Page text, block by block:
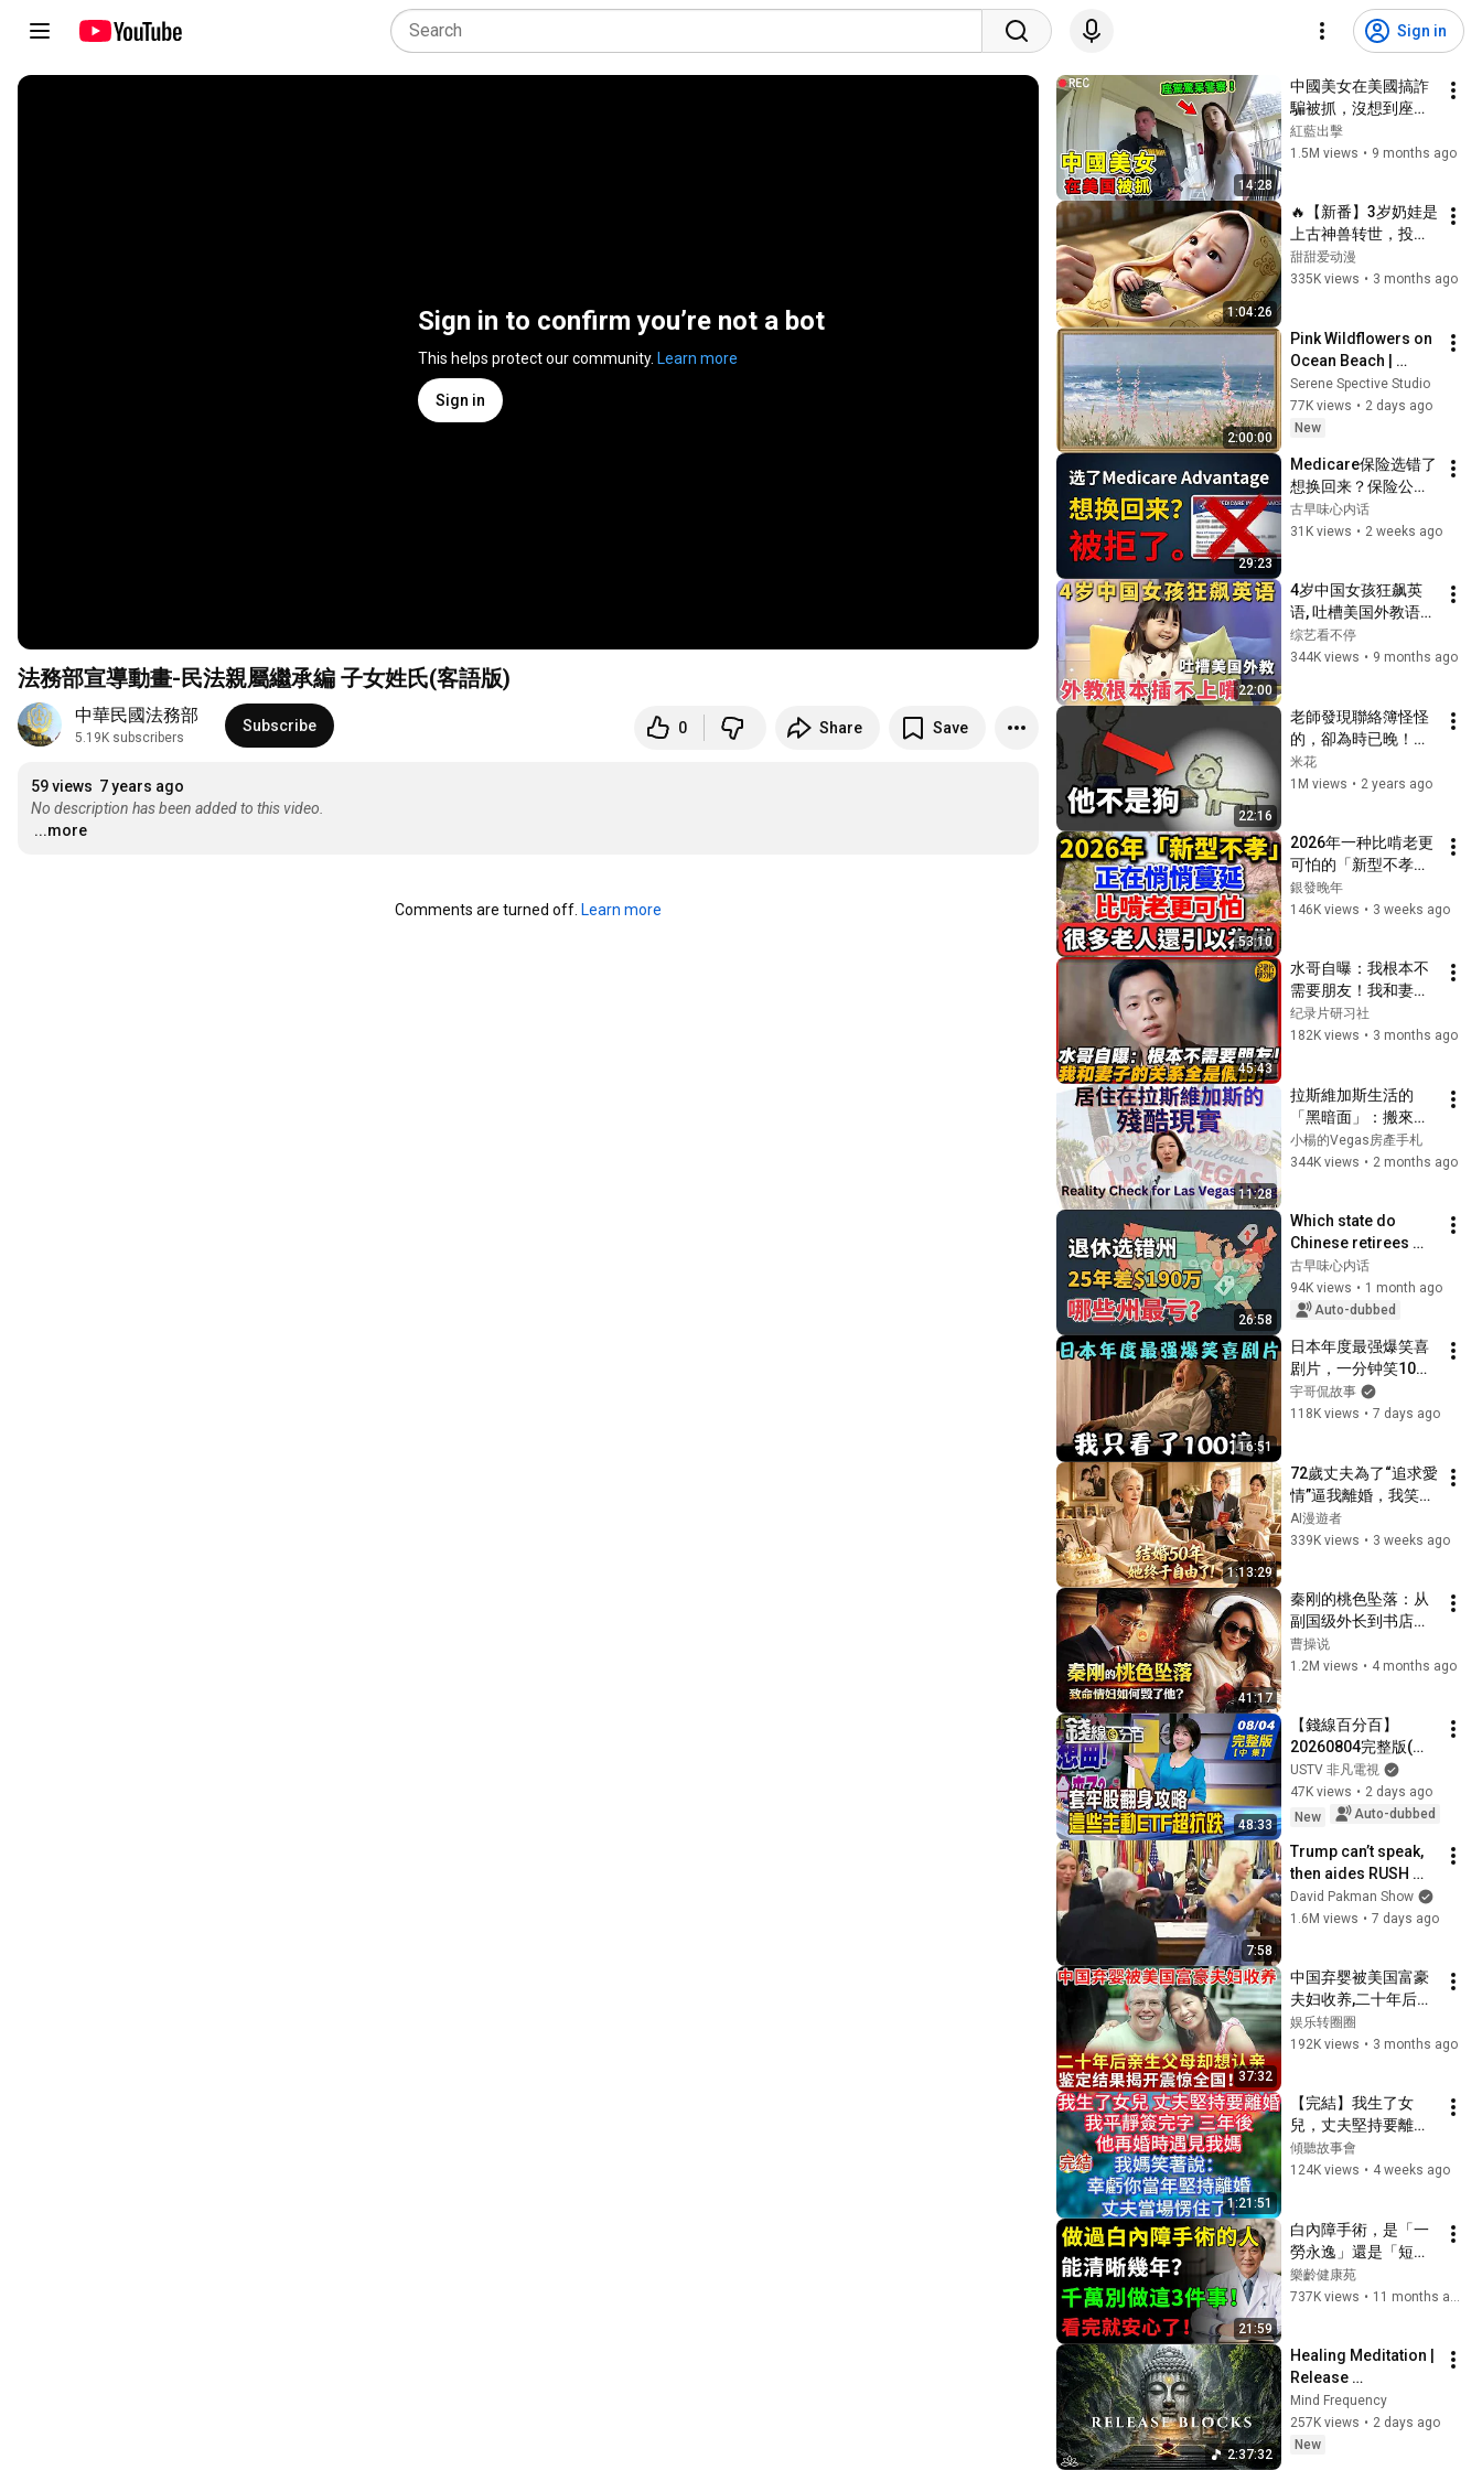
Sign in
Sign in to confirm you’re not a bot
This helps protect our community. Learn more
Sign in
法務部宣導動畫-民法親屬繼承編 子女姓氏(客語版)
中華民國法務部
5.19K subscribers
Subscribe 0 Share Save
59 views 7 years ago
No description has been added to this video.
...more
Comments are turned off. Learn more
14:28
中國美女在美國搞詐
騙被抓，沒想到座駕
竟是Bentley！
紅藍出擊
1.5M views • 9 months ago
1:04:26
🔥【新番】3岁奶娃是
上古神兽转世，投胎
成倒霉郡主把全家的
霉运都给吃掉了！
甜甜爱动漫
335K views • 3 months ago
2:00:00
Pink Wildflowers on
Ocean Beach |
Vintage Coastal
Seascape Oil
Painting | 4K
Screensaver
Serene Spective Studio
77K views • 2 days ago
New
29:23
Medicare保险选错了
想换回来？保险公司
可以直接拒绝你——华
人退休者必看
古早味心内话
31K views • 2 weeks ago
22:00
4岁中国女孩狂飙英
语, 吐槽美国外教语法
错误, 外教根本插不上
嘴!｜家有明星
综艺看不停
344K views • 9 months ago
22:16
老師發現聯絡簿怪怪
的，卻為時已晚！世
界上最恐怖的小學生
日記，裡面到底寫了
米花
1M views • 2 years ago
53:10
2026年一种比啃老更
可怕的「新型不孝」
正在蔓延，很多父母
竟把它当成孝顺！
銀發晚年
146K views • 3 weeks ago
45:43
水哥自曝：我根本不
需要朋友！我和妻子
的关系全是假的！#
历史 #文化 #聊天 #
#熱門 #推薦 #香港#
林志玲 #蔡康永
纪录片研习社
182K views • 3 months ago
11:28
拉斯維加斯生活的
「黑暗面」：搬來前
沒人告訴你的真相 |
Reality Check for
小楊的Vegas房產手札
344K views • 2 months ago
26:58
Which state do
Chinese retirees
move to? You'll
never guess the
number one answer.
古早味心内话
94K views • 1 month ago
Auto-dubbed
16:51
日本年度最强爆笑喜
剧片，一分钟笑10
次，我只看了100
遍！《家族之苦3》
宇哥侃故事
118K views • 7 days ago
1:13:29
72歲丈夫為了“追求愛
情”逼我離婚，我笑著
答應！50年婚姻清算
那天，他才知道失去
AI漫遊者
339K views • 3 weeks ago
41:17
秦刚的桃色坠落：从
副国级外长到书店白
发老人，致命情妇如
何毁了他？
曹操说
1.2M views • 4 months ago
48:33
【錢線百分百】
20260804完整版(中
集)《買在山頂要急賣
嗎?套牢股翻身攻略!
跌深股要V轉了嗎?
│非凡財經新聞│
USTV 非凡電視
47K views • 2 days ago
New
Auto-dubbed
7:58
Trump can’t speak,
then aides RUSH
reporters out
David Pakman Show
1.6M views • 7 days ago
37:32
中国弃婴被美国富豪
夫妇收养,二十年后亲
生父母却想认亲，鉴
定结果揭开震惊全
娱乐转圈圈
192K views • 3 months ago
1:21:51
【完結】我生了女
兒，丈夫堅持要離
婚，我平靜簽完字。
三年後，他再婚時遇
離婚。丈夫當場愣住
了！ #傾聽故事會 #
情感故事 #夜讀人生
#故事分享 #正能量 #
傾聽故事會
124K views • 4 weeks ago
21:59
白內障手術，是「一
勞永逸」還是「短期
體驗卡」？給所有術
後朋友的「定心
守5大盟約，清晰一輩
子！健康知識#健康
知识 #健康飲食 #養
老生活 #老年健康 #
樂齡健康
樂齡健康苑
737K views •
2:37:32
Healing Meditation |
Release
Subconscious
Blocks, Cleanse
Negative Energy &
Mind Frequency
257K views • 2 days ago
New